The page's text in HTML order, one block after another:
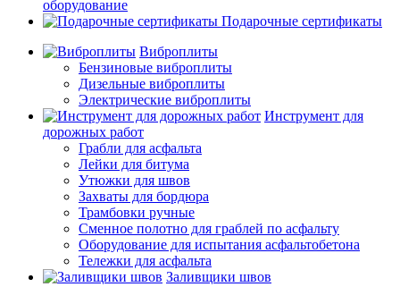
оборудование
Подарочные сертификаты
Виброплиты
Бензиновые виброплиты
Дизельные виброплиты
Электрические виброплиты
Инструмент для
дорожных работ
Грабли для асфальта
Лейки для битума
Утюжки для швов
Захваты для бордюра
Трамбовки ручные
Сменное полотно для граблей по асфальту
Оборудование для испытания асфальтобетона
Тележки для асфальта
Заливщики швов